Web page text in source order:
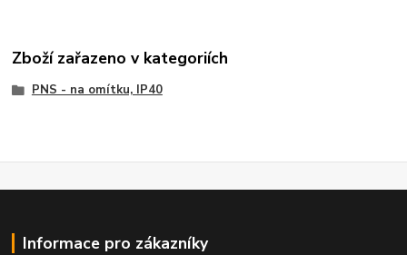
Zboží zařazeno v kategoriích
PNS - na omítku, IP40
Informace pro zákazníky